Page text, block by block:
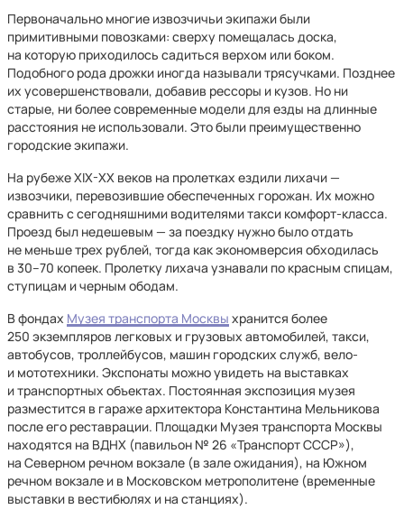
Первоначально многие извозчичьи экипажи были
примитивными повозками: сверху помещалась доска,
на которую приходилось садиться верхом или боком.
Подобного рода дрожки иногда называли трясучками. Позднее
их усовершенствовали, добавив рессоры и кузов. Но ни
старые, ни более современные модели для езды на длинные
расстояния не использовали. Это были преимущественно
городские экипажи.
На рубеже XIX-XX веков на пролетках ездили лихачи —
извозчики, перевозившие обеспеченных горожан. Их можно
сравнить с сегодняшними водителями такси комфорт-класса.
Проезд был недешевым — за поездку нужно было отдать
не меньше трех рублей, тогда как экономверсия обходилась
в 30–70 копеек. Пролетку лихача узнавали по красным спицам,
ступицам и черным ободам.
В фондах Музея транспорта Москвы хранится более
250 экземпляров легковых и грузовых автомобилей, такси,
автобусов, троллейбусов, машин городских служб, вело-
и мототехники. Экспонаты можно увидеть на выставках
и транспортных объектах. Постоянная экспозиция музея
разместится в гараже архитектора Константина Мельникова
после его реставрации. Площадки Музея транспорта Москвы
находятся на ВДНХ (павильон № 26 «Транспорт СССР»),
на Северном речном вокзале (в зале ожидания), на Южном
речном вокзале и в Московском метрополитене (временные
выставки в вестибюлях и на станциях).